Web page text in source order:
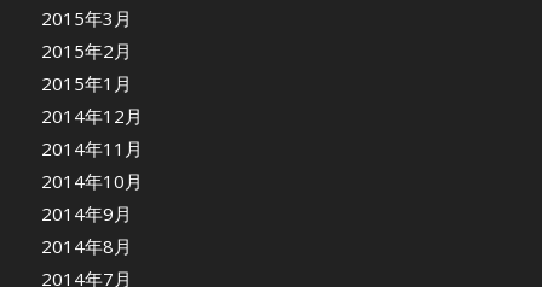
2015年3月
2015年2月
2015年1月
2014年12月
2014年11月
2014年10月
2014年9月
2014年8月
2014年7月